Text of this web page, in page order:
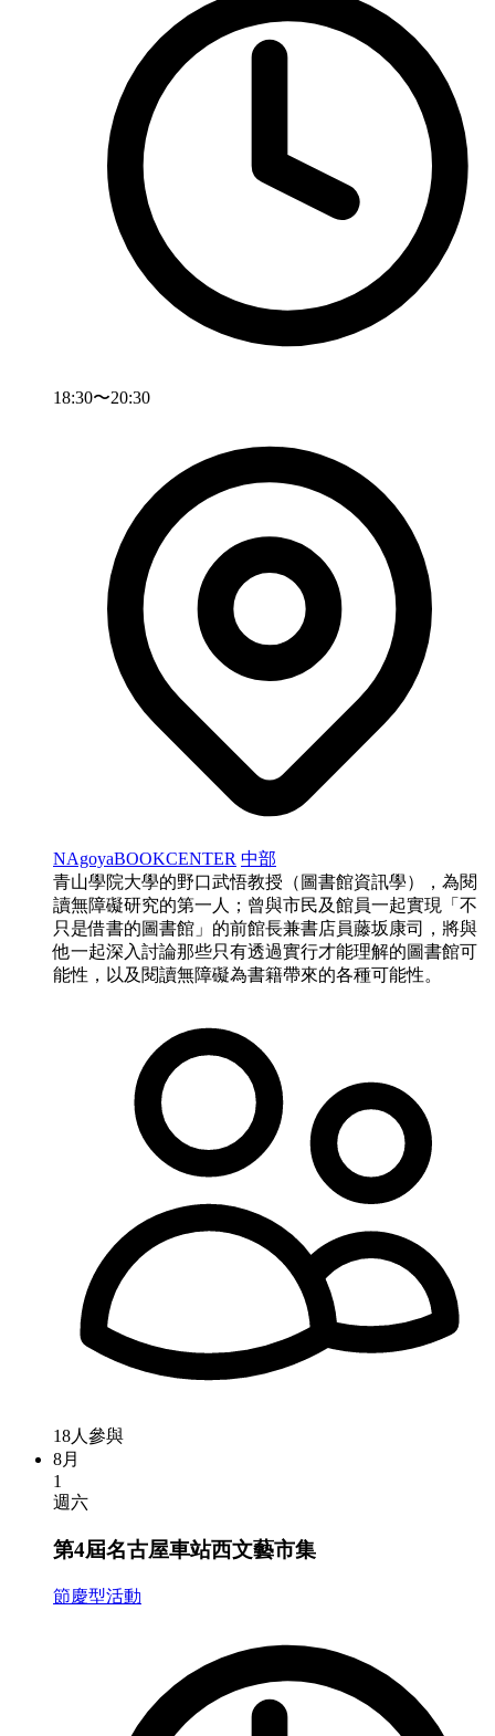
18:30〜20:30
NAgoyaBOOKCENTER 中部
青山學院大學的野口武悟教授（圖書館資訊學），為閱
讀無障礙研究的第一人；曾與市民及館員一起實現「不
只是借書的圖書館」的前館長兼書店員藤坂康司，將與
他一起深入討論那些只有透過實行才能理解的圖書館可
能性，以及閱讀無障礙為書籍帶來的各種可能性。
18人參與
8月
1
週六
第4屆名古屋車站西文藝市集
節慶型活動